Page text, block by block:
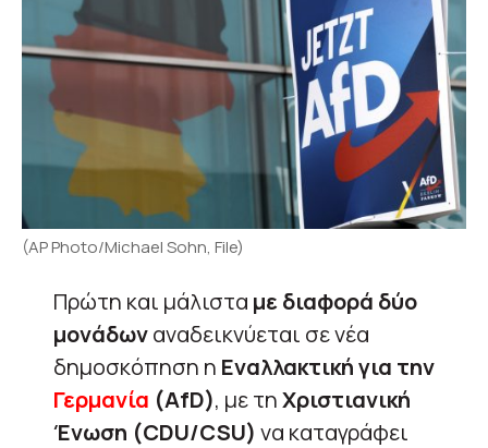
(AP Photo/Michael Sohn, File)
Πρώτη και μάλιστα με διαφορά δύο
μονάδωναναδεικνύεται σε νέα
δημοσκόπηση η Εναλλακτική για την
Γερμανία (AfD), με τηΧριστιανική
Ένωση (CDU/CSU) να καταγράφει